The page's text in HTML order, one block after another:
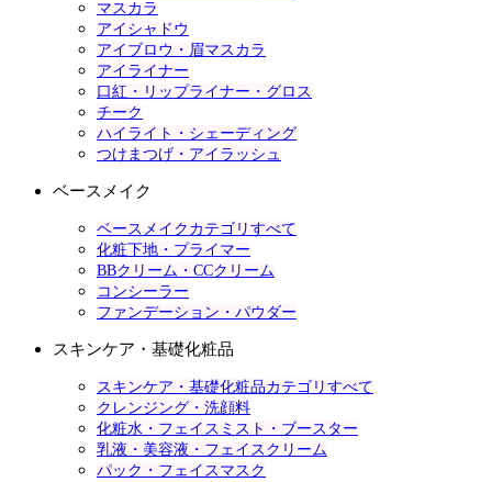
マスカラ
アイシャドウ
アイブロウ・眉マスカラ
アイライナー
口紅・リップライナー・グロス
チーク
ハイライト・シェーディング
つけまつげ・アイラッシュ
ベースメイク
ベースメイクカテゴリすべて
化粧下地・プライマー
BBクリーム・CCクリーム
コンシーラー
ファンデーション・パウダー
スキンケア・基礎化粧品
スキンケア・基礎化粧品カテゴリすべて
クレンジング・洗顔料
化粧水・フェイスミスト・ブースター
乳液・美容液・フェイスクリーム
パック・フェイスマスク